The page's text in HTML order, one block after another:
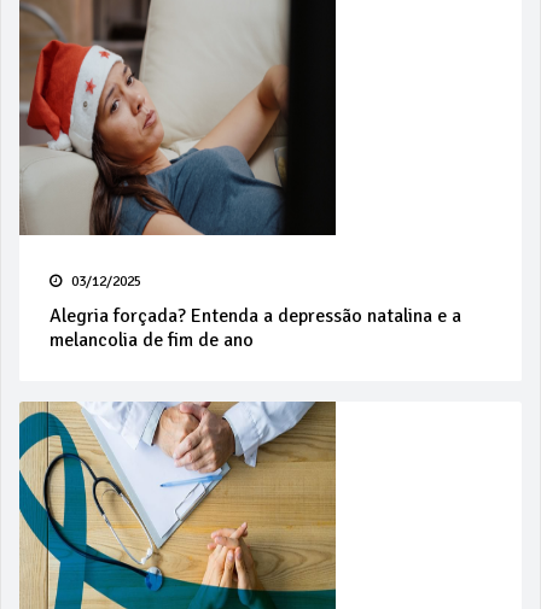
03/12/2025
Alegria forçada? Entenda a depressão natalina e a
melancolia de fim de ano